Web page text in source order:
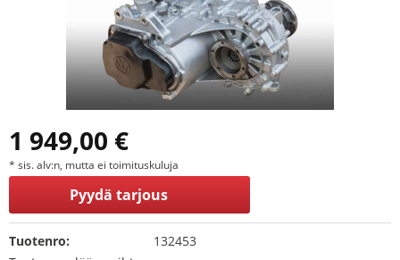
1 949,00 €
* sis. alv:n, mutta ei toimituskuluja
Pyydä tarjous
Tuotenro:
132453